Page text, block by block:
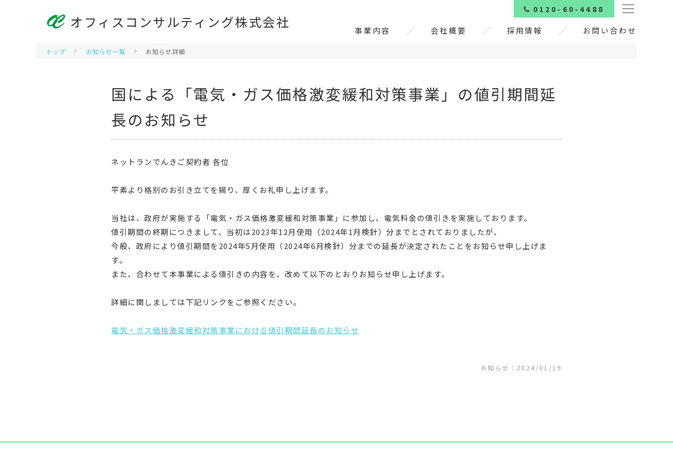
オフィスコンサルティング株式会社
0120-60-4488
事業内容 会社概要 採用情報 お問い合わせ
トップ お知らせ一覧 お知らせ詳細
国による「電気・ガス価格激変緩和対策事業」の値引期間延
長のお知らせ
ネットランでんきご契約者 各位
平素より格別のお引き立てを賜り、厚くお礼申し上げます。
当社は、政府が実施する「電気・ガス価格激変緩和対策事業」に参加し、電気料金の値引きを実施しております。
値引期間の終期につきまして、当初は2023年12月使用（2024年1月検針）分までとされておりましたが、
今般、政府により値引期間を2024年5月使用（2024年6月検針）分までの延長が決定されたことをお知らせ申し上げま
す。
また、合わせて本事業による値引きの内容を、改めて以下のとおりお知らせ申し上げます。
詳細に関しましては下記リンクをご参照ください。
電気・ガス価格激変緩和対策事業における値引期間延長のお知らせ
お知らせ：2024/01/19